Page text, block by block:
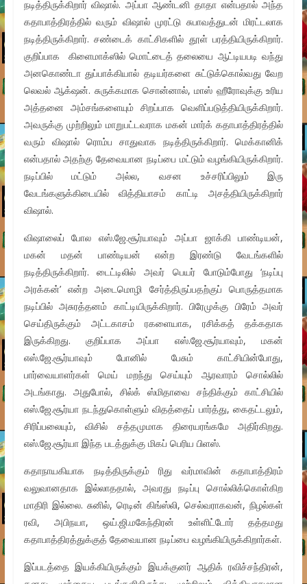
நடித்திருக்கிறார் விஷால். அப்பா ஆண்டனி தாதா என்பதால் அந்த
கதாபாத்திரத்தில் வரும் விஷால் முரட்டு சுபாவத்துடன் மிரட்டலாக
நடித்திருக்கிறார். சண்டைக் காட்சிகளில் தூள் பரத்தியிருக்கிறார்.
குறிப்பாக கிளைமாக்ஸில் மொட்டைத் தலையை ஆட்டியபடி வந்து
அனகொண்டா துப்பாக்கியால் தடியர்களை சுட்டுக்கொல்வது வேற
லெவல் ஆக்‌ஷன். சுருக்கமாக சொன்னால், மாஸ் ஹீரோவுக்கு உரிய
அத்தனை அம்சங்களையும் சிறப்பாக வெளிப்படுத்தியிருக்கிறார்.
அவருக்கு முற்றிலும் மாறுபட்டவராக மகன் மார்க் கதாபாத்திரத்தில்
வரும் விஷால் ரொம்ப சாதுவாக நடித்திருக்கிறார். மெக்கானிக்
என்பதால் அதற்கு தேவையான நடிப்பை மட்டும் வழங்கியிருக்கிறார்.
நடிப்பில் மட்டும் அல்ல, வசன உச்சரிப்பிலும் இரு
வேடங்களுக்கிடையில் வித்தியாசம் காட்டி அசத்தியிருக்கிறார்
விஷால்.
விஷாலைப் போல எஸ்.ஜே.சூர்யாவும் அப்பா ஜாக்கி பாண்டியன்,
மகன் மதன் பாண்டியன் என்ற இரண்டு வேடங்களில்
நடித்திருக்கிறார். டைட்டிலில் அவர் பெயர் போடும்போது ‘நடிப்பு
அரக்கன்’ என்ற அடைமொழி சேர்த்திருப்பதற்குப் பொருத்தமாக
நடிப்பில் அசுரத்தனம் காட்டியிருக்கிறார். பிரேமுக்கு பிரேம் அவர்
செய்திருக்கும் அட்டகாசம் ரகளையாக, ரசிக்கத் தக்கதாக
இருக்கிறது. குறிப்பாக அப்பா எஸ்.ஜே.சூர்யாவும், மகன்
எஸ்.ஜே.சூர்யாவும் போனில் பேசும் காட்சியின்போது,
பார்வையாளர்கள் மெய் மறந்து செய்யும் ஆரவாரம் சொல்லில்
அடங்காது. அதுபோல், சில்க் ஸ்மிதாவை சந்திக்கும் காட்சியில்
எஸ்.ஜே.சூர்யா நடந்துகொள்ளும் விதத்தைப் பார்த்து, கைதட்டலும்,
சிரிப்பலையும், விசில் சத்தமுமாக திரையரங்கமே அதிர்கிறது.
எஸ்.ஜே.சூர்யா இந்த படத்துக்கு மிகப் பெரிய பிளஸ்.
கதாநாயகியாக நடித்திருக்கும் ரிது வர்மாவின் கதாபாத்திரம்
வலுவானதாக இல்லாததால், அவரது நடிப்பு சொல்லிக்கொள்கிற
மாதிரி இல்லை. சுனில், ரெடின் கிங்ஸ்லி, செல்வராகவன், நிழல்கள்
ரவி, அபிநயா, ஒய்.ஜி.மகேந்திரன் உள்ளிட்டோர் தத்தமது
கதாபாத்திரத்துக்குத் தேவையான நடிப்பை வழங்கியிருக்கிறார்கள்.
இப்படத்தை இயக்கியிருக்கும் இயக்குனர் ஆதிக் ரவிச்சந்திரன்,